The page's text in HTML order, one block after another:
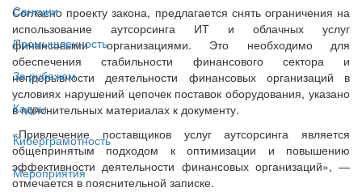
Санкции
Промышленность
За рубежом
Кадры
Киберграмотность
Мероприятия
Согласно проекту закона, предлагается снять ограничения на
использование аутсорсинга ИТ и облачных услуг
финансовыми организациями. Это необходимо для
обеспечения стабильности финансового сектора и
непрерывности деятельности финансовых организаций в
условиях нарушений цепочек поставок оборудования, указано
в пояснительных материалах к документу.
«Привлечение поставщиков услуг аутсорсинга является
общепринятым подходом к оптимизации и повышению
эффективности деятельности финансовых организаций», —
отмечается в пояснительной записке.